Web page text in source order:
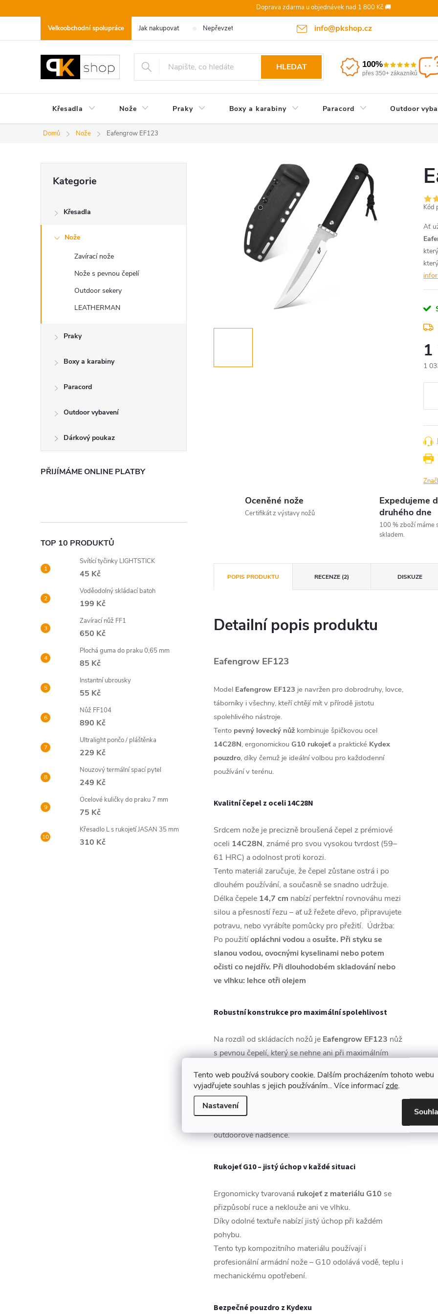
Tento web používá soubory cookie. Dalším procházením tohoto webu
vyjadřujete souhlas s jejich používáním.. Více informacízde.
Nastavení
na
Doprava zdarma u objednávek nad 1 800 Kč 🚚
info@pkshop.cz
Velkoobchodní spolupráce Jak nakupovat Nepřevzetí objednávky/zrušení po odeslání Doprava a platba
HLEDAT 100%
přes 350+ zákazníků
Křesadla Nože Praky Boxy a karabiny Paracord Outdoor
Domů Nože Eafengrow EF123
s
n
e
kategorie
Kategorie
Křesadla
Nože
Zavírací nože
Nože s pevnou čepelí
Outdoor sekery
LEATHERMAN
Praky
Boxy a karabiny
Paracord
Outdoor vybavení
Dárkový poukaz
PŘIJÍMÁME ONLINE PLATBY
TOP 10 PRODUKTŮ
Svítící tyčinky LIGHTSTICK
45 Kč
Voděodolný skládací batoh
199 Kč
Zavírací nůž FF1
650 Kč
Plochá guma do praku 0,65 mm
85 Kč
Instantní ubrousky
55 Kč
Nůž FF104
890 Kč
Ultralight pončo / pláštěnka
229 Kč
Nouzový termální spací pytel
249 Kč
Ocelové kuličky do praku 7 mm
75 Kč
Křesadlo L s rukojetí JASAN 35 mm
310 Kč
Kód
Ať
1
Oceněné nože
Certifikát z výstavy nožů
Expedujeme
druhého dne
100 % zboží máme
skladem.
POPIS PRODUKTU RECENZE (2) DISKUZE
Detailní popis produktu
Eafengrow EF123
Model Eafengrow EF123 je navržen pro dobrodruhy, lovce,
táborníky i všechny, kteří chtějí mít v přírodě jistotu
spolehlivého nástroje.
Tento pevný lovecký nůž kombinuje špičkovou ocel
14C28N, ergonomickou G10 rukojeťa praktické Kydex
pouzdro, díky čemuž je ideální volbou pro každodenní
používání v terénu.
Kvalitní čepel z oceli 14C28N
Srdcem nože je precizně broušená čepel z prémiové
oceli 14C28N, známé pro svou vysokou tvrdost (59–
61 HRC) a odolnost proti korozi.
Tento materiál zaručuje, že čepel zůstane ostrá i po
dlouhém používání, a současně se snadno udržuje.
Délka čepele 14,7 cm nabízí perfektní rovnováhu mezi
silou a přesností řezu – ať už řežete dřevo, připravujete
potravu, nebo vyrábíte pomůcky pro přežití. Údržba:
Po použitíopláchni vodou aosušte. Při styku se
slanou vodou, ovocnými kyselinami nebo potem
očisti co nejdřív. Při dlouhodobém skladování nebo
ve vlhku: lehce otři olejem
Robustní konstrukce pro maximální spolehlivost
Na rozdíl od skládacích nožů je Eafengrow EF123 nůž
s pevnou čepelí, který se nehne ani při maximálním
Celková délka26,7 cmposkytuje jistotu a pohodlí při
manipulaci.
Tento nůž zvládne sekání větví, opracování dřeva i
outdoorové nadšence.
Rukojeť G10 – jistý úchop v každé situaci
Ergonomicky tvarovaná rukojeť z materiálu G10 se
přizpůsobí ruce a neklouže ani ve vlhku.
Díky odolné textuře nabízí jistý úchop při každém
pohybu.
Tento typ kompozitního materiálu používají i
profesionální armádní nože – G10 odolává vodě, teplu i
mechanickému opotřebení.
Bezpečné pouzdro z Kydexu